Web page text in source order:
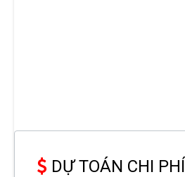
DỰ TOÁN CHI PHÍ